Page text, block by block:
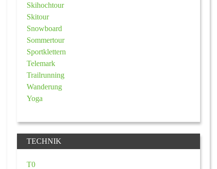
Skihochtour
Skitour
Snowboard
Sommertour
Sportklettern
Telemark
Trailrunning
Wanderung
Yoga
TECHNIK
T0